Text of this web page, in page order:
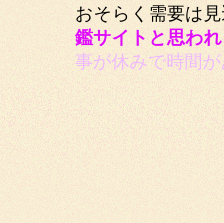
おそらく需要は
鑑サイトと思わ
事が休みで時間